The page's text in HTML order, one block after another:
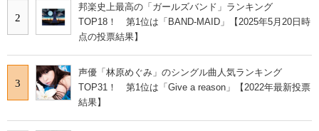
2
邦楽史上最高の「ガールズバンド」ランキング
TOP18！ 第1位は「BAND-MAID」【2025年5月20日時
点の投票結果】
3
声優「林原めぐみ」のシングル曲人気ランキング
TOP31！ 第1位は「Give a reason」【2022年最新投票
結果】